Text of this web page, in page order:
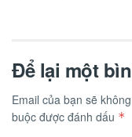
Để lại một
Email của bạn sẽ
buộc được đánh dấu *